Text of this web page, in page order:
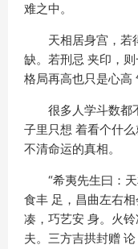
难之中。
天相居身宫，若
缺。若刑忌 夹印，
格局再高也只是心高
很多人学斗数都
子里只想 着看个什
不清命运的真相。
“希夷先生曰：
食丰 足，昌曲左右
凑，巧艺安 身。火
夫。三方吉拱封赠